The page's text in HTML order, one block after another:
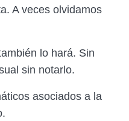
A veces olvidamos
lo hará. Sin
sin notarlo.
asociados a la